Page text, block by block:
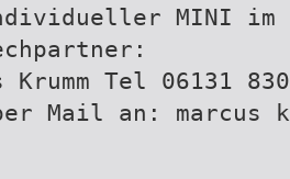
MINI im
Krumm Tel 06131
Mail an: marcus